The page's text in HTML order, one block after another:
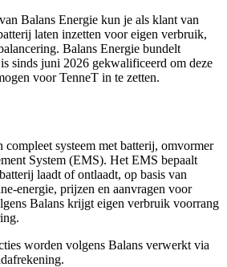
Balans Energie kun je als klant van
laten inzetten voor eigen verbruik,
Balans Energie bundelt
sinds juni 2026 gekwalificeerd om deze
voor TenneT in te zetten.
compleet systeem met batterij, omvormer
System (EMS). Het EMS bepaalt
laadt of ontlaadt, op basis van
energie, prijzen en aanvragen voor
Balans krijgt eigen verbruik voorrang
worden volgens Balans verwerkt via